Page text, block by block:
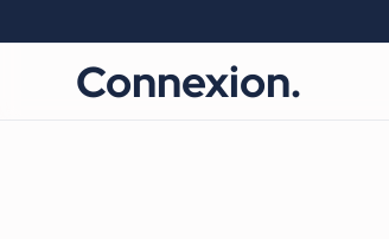
Connexion.